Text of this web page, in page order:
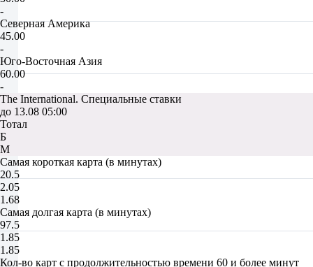
-
Северная Америка
45.00
-
Юго-Восточная Азия
60.00
-
The International. Специальные ставки
до 13.08 05:00
Тотал
Б
М
Самая короткая карта (в минутах)
20.5
2.05
1.68
Самая долгая карта (в минутах)
97.5
1.85
1.85
Кол-во карт с продолжительностью времени 60 и более минут